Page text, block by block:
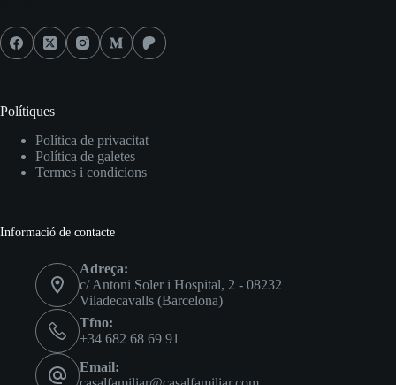
Polítiques
Política de privacitat
Política de galetes
Termes i condicions
Informació de contacte
Adreça:
c/ Antoni Soler i Hospital, 2 - 08232
Viladecavalls (Barcelona)
Tfno:
+34 682 68 69 91
Email: